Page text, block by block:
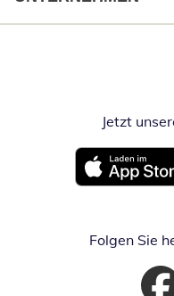
Jetzt
Öffnet in
Folgen Sie